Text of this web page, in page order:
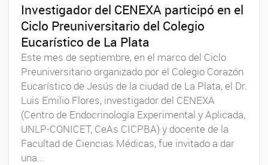
Investigador del CENEXA participó en el
Ciclo Preuniversitario del Colegio
Eucarístico de La Plata
Este mes de septiembre, en el marco del Ciclo
Preuniversitario organizado por el Colegio Corazón
Eucarístico de Jesús de la ciudad de La Plata, el Dr.
Luis Emilio Flores, investigador del CENEXA
(Centro de Endocrinología Experimental y Aplicada,
UNLP-CONICET, CeAs CICPBA) y docente de la
Facultad de Ciencias Médicas, fue invitado a dar
una...